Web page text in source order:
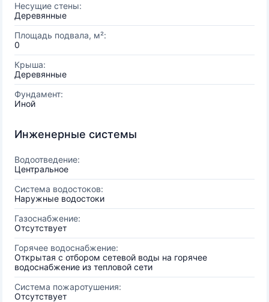
Несущие стены:
Деревянные
Площадь подвала, м²:
0
Крыша:
Деревянные
Фундамент:
Иной
Инженерные системы
Водоотведение:
Центральное
Система водостоков:
Наружные водостоки
Газоснабжение:
Отсутствует
Горячее водоснабжение:
Открытая с отбором сетевой воды на горячее
водоснабжение из тепловой сети
Система пожаротушения:
Отсутствует